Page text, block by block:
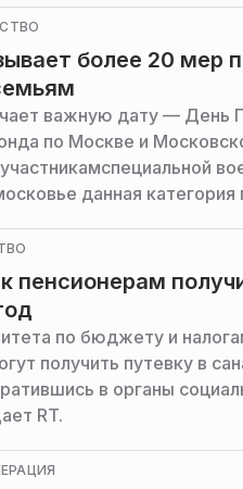
более 20 мер
важную дату — День
по Москве и
данная категория
денежные
(ТСР), услуги по
лечению и
фонда.
пенсионерам
по бюджету и
получить путевку в
в органы
RT.